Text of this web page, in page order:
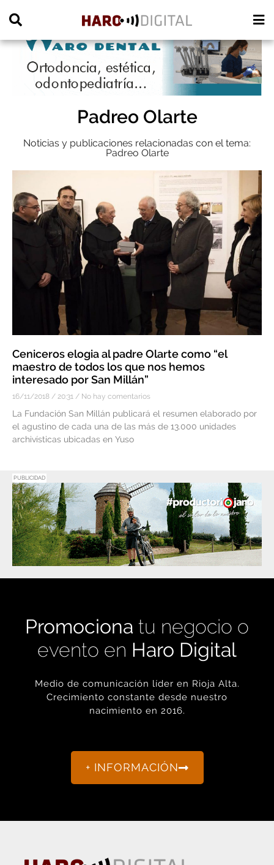
Padreo Olarte
Noticias y publicaciones relacionadas con el tema:
Padreo Olarte
Ceniceros elogia al padre Olarte como “el
maestro de todos los que nos hemos
interesado por San Millán”
16/11/2018 20:31 No hay comentarios
La Fundación San Millán publicará el resumen elaborado por
el agustino de cada una de las más de 13.000 unidades
archivísticas ubicadas en Yuso
PUBLICIDAD
Promociona tu negocio o
evento en Haro Digital
Medio de comunicación líder en Rioja Alta.
Crecimiento constante desde nuestro
nacimiento en 2016.
+ INFORMACIÓN